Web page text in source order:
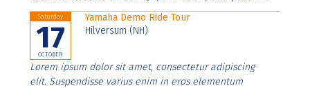
Saturday
17
OCTOBER
Yamaha Demo Ride Tour
Hilversum (NH)
Lorem ipsum dolor sit amet, consectetur adipiscing
elit. Suspendisse varius enim in eros elementum